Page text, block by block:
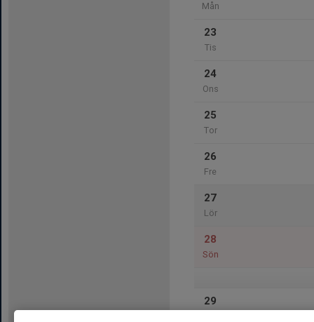
Mån
23
Tis
24
Ons
25
Tor
26
Fre
27
Lör
28
Sön
29